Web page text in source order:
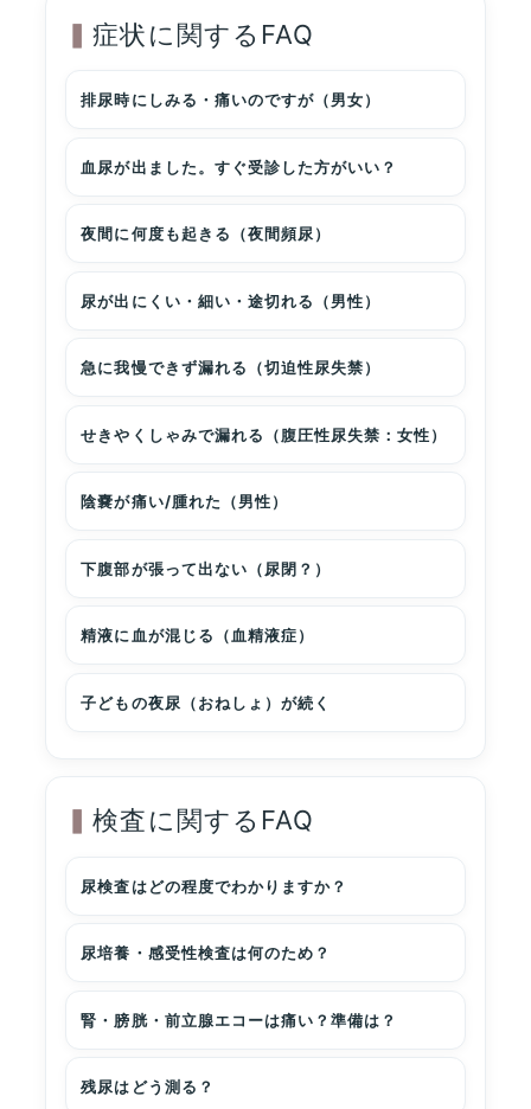
症状に関するFAQ
排尿時にしみる・痛いのですが（男女）
血尿が出ました。すぐ受診した方がいい？
夜間に何度も起きる（夜間頻尿）
尿が出にくい・細い・途切れる（男性）
急に我慢できず漏れる（切迫性尿失禁）
せきやくしゃみで漏れる（腹圧性尿失禁：女性）
陰嚢が痛い/腫れた（男性）
下腹部が張って出ない（尿閉？）
精液に血が混じる（血精液症）
子どもの夜尿（おねしょ）が続く
検査に関するFAQ
尿検査はどの程度でわかりますか？
尿培養・感受性検査は何のため？
腎・膀胱・前立腺エコーは痛い？準備は？
残尿はどう測る？